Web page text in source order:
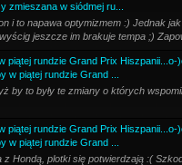
zmieszana w siódmej ru...
i to napawa optymizmem :) Jednak
jeszcze im brakuje tempa ;)
piątej rundzie Grand Prix Hiszpanii...o-
w piątej rundzie Grand ...
by to były te zmiany o których
piątej rundzie Grand Prix Hiszpanii...o-
w piątej rundzie Grand ...
Hondą, plotki się potwierdzają :(